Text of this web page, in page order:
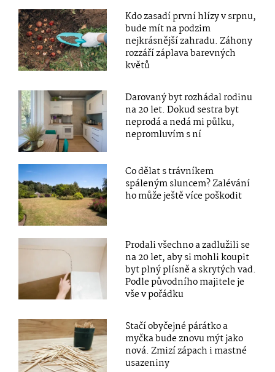
Kdo zasadí první hlízy v srpnu,
bude mít na podzim
nejkrásnější zahradu. Záhony
rozzáří záplava barevných
květů
Darovaný byt rozhádal rodinu
na 20 let. Dokud sestra byt
neprodá a nedá mi půlku,
nepromluvím s ní
Co dělat s trávníkem
spáleným sluncem? Zalévání
ho může ještě více poškodit
Prodali všechno a zadlužili se
na 20 let, aby si mohli koupit
byt plný plísně a skrytých vad.
Podle původního majitele je
vše v pořádku
Stačí obyčejné párátko a
myčka bude znovu mýt jako
nová. Zmizí zápach i mastné
usazeniny